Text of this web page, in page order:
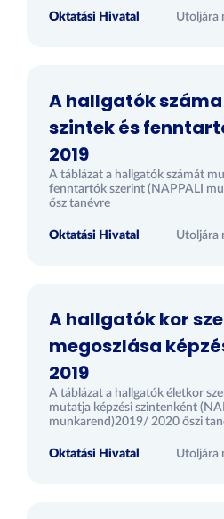
Oktatási Hivatal Utoljára
A hallgatók
szintek és
2019
A táblázat a hallgatók számát
fenntartók szerint (NAPPALI
ősz tanévre
Oktatási Hivatal Utoljára
A hallgatók kor
megoszlása
2019
A táblázat a hallgatók életkor
mutatja képzési szintenként
munkarend)2019/ 2020 őszi
Oktatási Hivatal Utoljára